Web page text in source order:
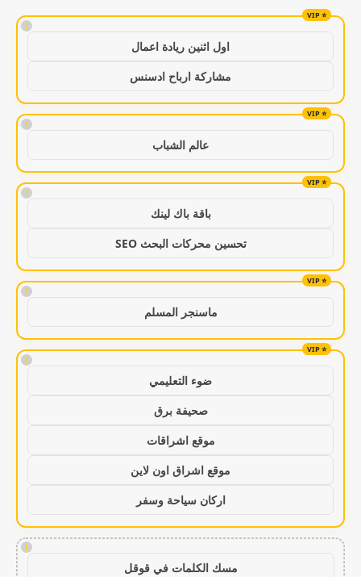
!
اول اثنين ريادة اعمال
مشاركة ارباح ادسنس
!
عالم الشباب
!
باقة باك لينك
تحسين محركات البحث SEO
!
ماسنجر المسلم
!
ضوء التعليمي
صحيفة برق
موقع اشراقات
موقع اشراق اون لاين
اركان سياحة وسفر
!
مسك الكلمات في قوقل